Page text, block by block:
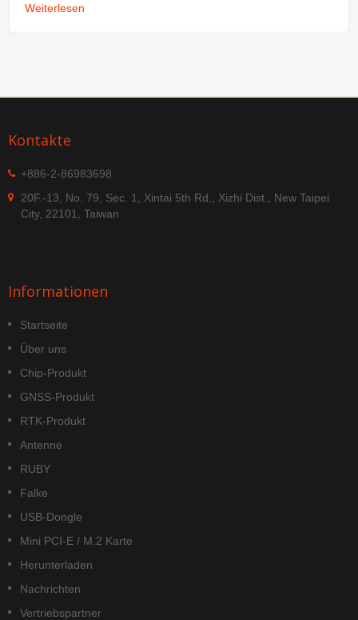
Weiterlesen
Kontakte
+886-2-86983698
20F.-13, No. 79, Sec. 1, Xintai 5th Rd., Xizhi Dist., New Taipei
City, 22101, Taiwan
Informationen
Startseite
Über uns
Chip-Produkt
GNSS-Produkt
RTK-Produkt
Antenne
RUBY
Falke
USB-Dongle
Mini PCI-E / M.2 Karte
Herunterladen
Nachrichten
Vertriebspartner